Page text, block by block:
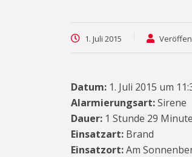
1. Juli 2015
Datum: 1. Juli 2015 um
Alarmierungsart:Sirene
Dauer: 1 Stunde 29
Einsatzart: Brand
Einsatzort:Am